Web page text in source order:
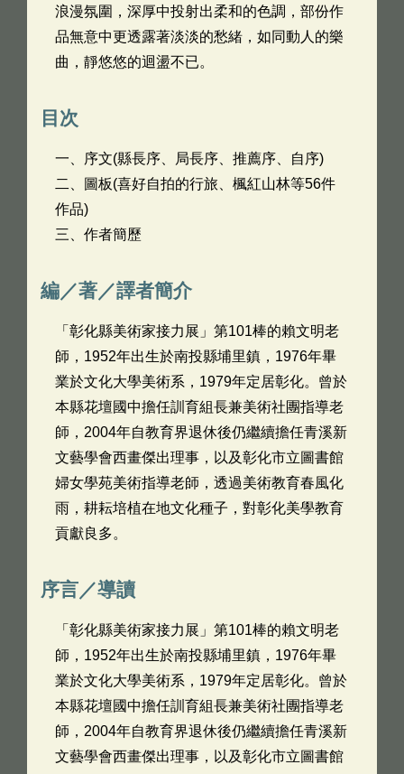
浪漫氛圍，深厚中投射出柔和的色調，部份作
品無意中更透露著淡淡的愁緒，如同動人的樂
曲，靜悠悠的迴盪不已。
目次
一、序文(縣長序、局長序、推薦序、自序)
二、圖板(喜好自拍的行旅、楓紅山林等56件
作品)
三、作者簡歷
編／著／譯者簡介
「彰化縣美術家接力展」第101棒的賴文明老
師，1952年出生於南投縣埔里鎮，1976年畢
業於文化大學美術系，1979年定居彰化。曾於
本縣花壇國中擔任訓育組長兼美術社團指導老
師，2004年自教育界退休後仍繼續擔任青溪新
文藝學會西畫傑出理事，以及彰化市立圖書館
婦女學苑美術指導老師，透過美術教育春風化
雨，耕耘培植在地文化種子，對彰化美學教育
貢獻良多。
序言／導讀
「彰化縣美術家接力展」第101棒的賴文明老
師，1952年出生於南投縣埔里鎮，1976年畢
業於文化大學美術系，1979年定居彰化。曾於
本縣花壇國中擔任訓育組長兼美術社團指導老
師，2004年自教育界退休後仍繼續擔任青溪新
文藝學會西畫傑出理事，以及彰化市立圖書館